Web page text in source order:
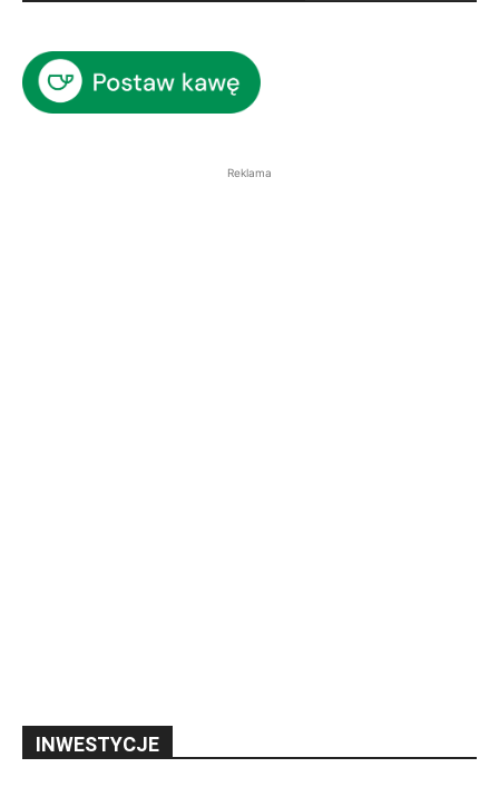
Reklama
INWESTYCJE